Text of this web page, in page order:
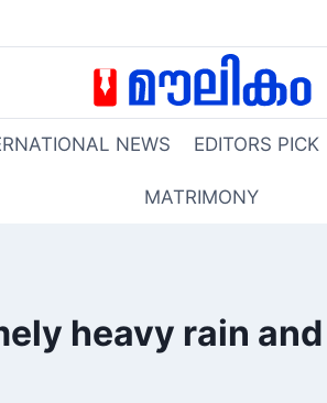
NEWS EDITORS PICK
MATRIMONY
heavy rain